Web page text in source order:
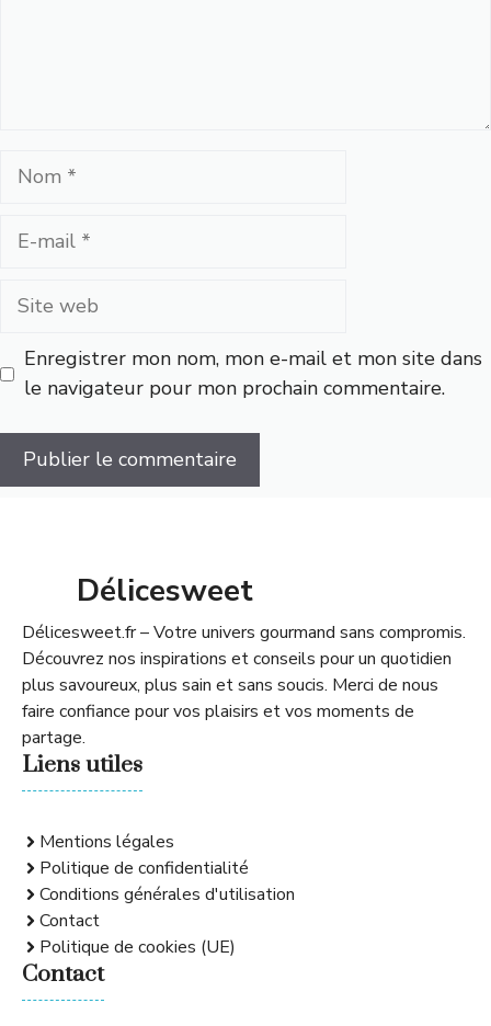
Nom
Site
Enregistrer mon nom, mon e-mail et mon site dans
le navigateur pour mon prochain commentaire.
Délicesweet
Délicesweet.fr – Votre univers gourmand sans compromis.
Découvrez nos inspirations et conseils pour un quotidien
plus savoureux, plus sain et sans soucis. Merci de nous
faire confiance pour vos plaisirs et vos moments de
partage.
Liens utiles
Mentions légales
Politique de confidentialité
Conditions générales d'utilisation
Contact
Politique de cookies (UE)
Contact